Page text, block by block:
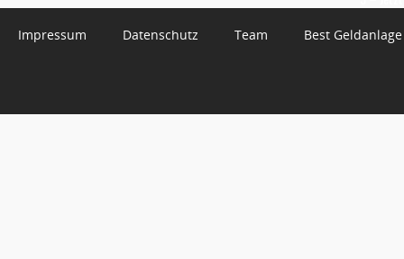
Impressum Datenschutz Team Best Geldanlage